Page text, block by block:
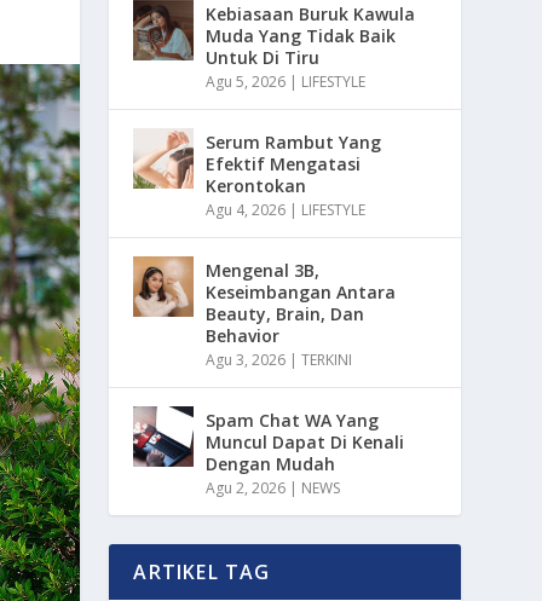
Kebiasaan Buruk Kawula
Muda Yang Tidak Baik
Untuk Di Tiru
Agu 5, 2026 | LIFESTYLE
Serum Rambut Yang
Efektif Mengatasi
Kerontokan
Agu 4, 2026 | LIFESTYLE
Mengenal 3B,
Keseimbangan Antara
Beauty, Brain, Dan
Behavior
Agu 3, 2026 |TERKINI
Spam Chat WA Yang
Muncul Dapat Di Kenali
Dengan Mudah
Agu 2, 2026 | NEWS
ARTIKEL TAG